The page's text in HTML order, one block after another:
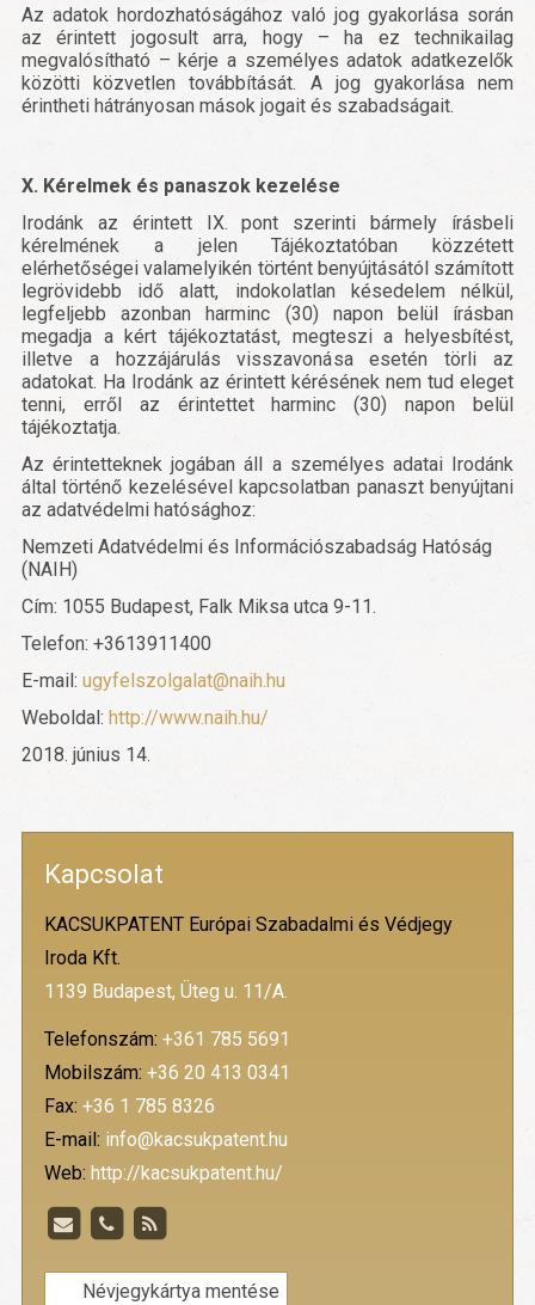
Az adatok hordozhatóságához való jog gyakorlása során
az érintett jogosult arra, hogy – ha ez technikailag
megvalósítható – kérje a személyes adatok adatkezelők
közötti közvetlen továbbítását. A jog gyakorlása nem
érintheti hátrányosan mások jogait és szabadságait.
X. Kérelmek és panaszok kezelése
Irodánk az érintett IX. pont szerinti bármely írásbeli
kérelmének a jelen Tájékoztatóban közzétett
elérhetőségei valamelyikén történt benyújtásától számított
legrövidebb idő alatt, indokolatlan késedelem nélkül,
legfeljebb azonban harminc (30) napon belül írásban
megadja a kért tájékoztatást, megteszi a helyesbítést,
illetve a hozzájárulás visszavonása esetén törli az
adatokat. Ha Irodánk az érintett kérésének nem tud eleget
tenni, erről az érintettet harminc (30) napon belül
tájékoztatja.
Az érintetteknek jogában áll a személyes adatai Irodánk
által történő kezelésével kapcsolatban panaszt benyújtani
az adatvédelmi hatósághoz:
Nemzeti Adatvédelmi és Információszabadság Hatóság
(NAIH)
Cím: 1055 Budapest, Falk Miksa utca 9-11.
Telefon: +3613911400
E-mail: ugyfelszolgalat@naih.hu
Weboldal: http://www.naih.hu/
2018. június 14.
Kapcsolat
KACSUKPATENT Európai Szabadalmi és Védjegy
Iroda Kft.
1139 Budapest, Üteg u. 11/A.
Telefonszám: +361 785 5691
Mobilszám: +36 20 413 0341
Fax: +36 1 785 8326
E-mail: info@kacsukpatent.hu
Web: http://kacsukpatent.hu/
Névjegykártya mentése